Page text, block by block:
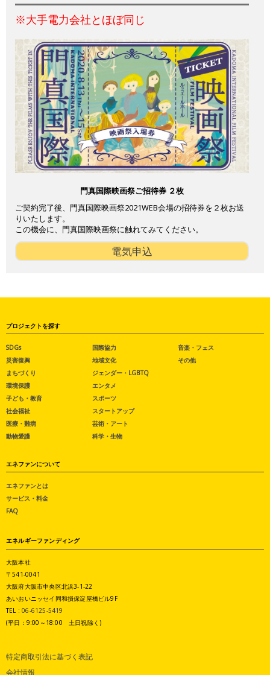
※大手電力会社とほぼ同じ
門真国際映画祭ご招待券 ２枚
ご契約完了後、門真国際映画祭2021WEB会場の招待券を２枚お送
りいたします。
この機会に、門真国際映画祭に触れてみてください。
電気申込
プロジェクトを探す
SDGs
災害復興
まちづくり
環境保護
子ども・教育
社会福祉
医療・難病
動物愛護
国際協力
地域文化
ジェンダー・LGBTQ
エンタメ
スポーツ
スタートアップ
芸術・アート
科学・生物
音楽・フェス
その他
エネファンについて
エネファンとは
サービス・料金
FAQ
エネルギーファンディング
大阪本社
〒541-0041
大阪府大阪市中央区北浜3-1-22
あいおいニッセイ同和損保淀屋橋ビル9F
TEL :06-6125-5419
(平日：9:00～18:00 土日祝除く)
特定商取引法に基づく表記
会社情報